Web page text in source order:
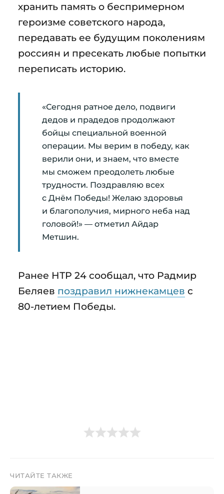
хранить память о беспримерном
героизме советского народа,
передавать ее будущим поколениям
россиян и пресекать любые попытки
переписать историю.
«Сегодня ратное дело, подвиги
дедов и прадедов продолжают
бойцы специальной военной
операции. Мы верим в победу, как
верили они, и знаем, что вместе
мы сможем преодолеть любые
трудности. Поздравляю всех
с Днём Победы! Желаю здоровья
и благополучия, мирного неба над
головой!» — отметил Айдар
Метшин.
Ранее НТР 24 сообщал, что Радмир
Беляев поздравил нижнекамцев с
80-летием Победы.
ЧИТАЙТЕ ТАКЖЕ